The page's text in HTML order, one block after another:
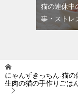
猫の連休中
事・ストレ
にゃんずきっちん‐猫
生肉の猫の手作りごは